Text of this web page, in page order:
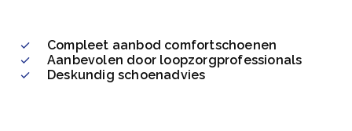
Compleet aanbod comfortschoenen
Aanbevolen door loopzorgprofessionals
Deskundig schoenadvies